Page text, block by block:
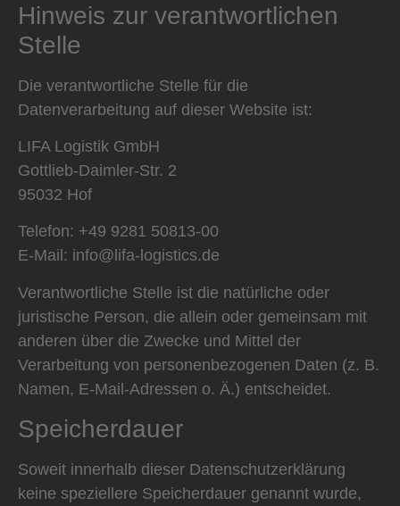
Hinweis zur verantwortlichen
Stelle
Die verantwortliche Stelle für die
Datenverarbeitung auf dieser Website ist:
LIFA Logistik GmbH
Gottlieb-Daimler-Str. 2
95032 Hof
Telefon: +49 9281 50813-00
E-Mail: info@lifa-logistics.de
Verantwortliche Stelle ist die natürliche oder
juristische Person, die allein oder gemeinsam mit
anderen über die Zwecke und Mittel der
Verarbeitung von personenbezogenen Daten (z. B.
Namen, E-Mail-Adressen o. Ä.) entscheidet.
Speicherdauer
Soweit innerhalb dieser Datenschutzerklärung
keine speziellere Speicherdauer genannt wurde,